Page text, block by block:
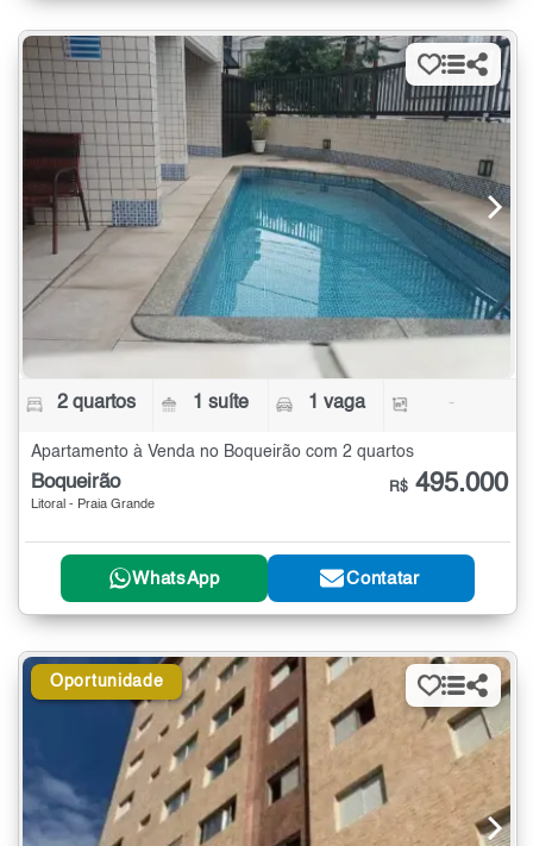
2 quartos 1 suíte 1 vaga -
Apartamento à Venda no Boqueirão com 2 quartos
Boqueirão
Litoral - Praia Grande
R$ 495.000
WhatsApp Contatar
Oportunidade